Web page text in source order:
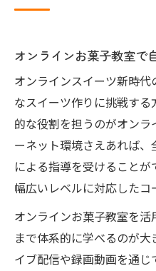
オンラインお菓子教室で
オンラインスイーツ新時
なスイーツ作りに挑戦す
的な役割を担うのがオン
ーネット環境さえあれば
による指導を受けること
幅広いレベルに対応したコ
オンラインお菓子教室を
まで体系的に学べるのが
イブ配信や録画動画を通